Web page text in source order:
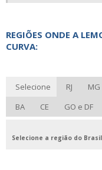
REGIÕES ONDE A
CURVA:
Selecione RJ MG
BA
CE GO e DF
Selecione a região do Brasil